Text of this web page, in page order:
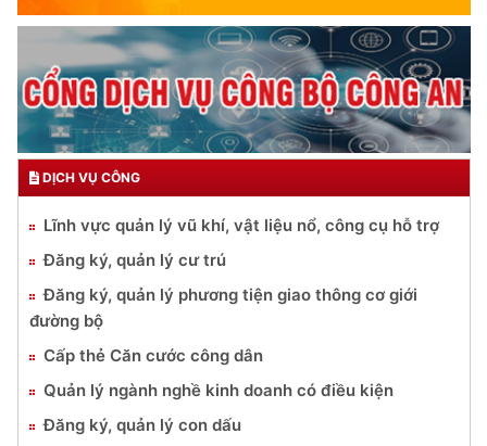
DỊCH VỤ CÔNG
Lĩnh vực quản lý vũ khí, vật liệu nổ, công cụ hỗ trợ
Đăng ký, quản lý cư trú
Đăng ký, quản lý phương tiện giao thông cơ giới
đường bộ
Cấp thẻ Căn cước công dân
Quản lý ngành nghề kinh doanh có điều kiện
Đăng ký, quản lý con dấu